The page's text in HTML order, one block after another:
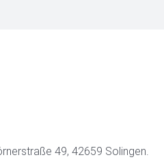
49, 42659 Solingen.